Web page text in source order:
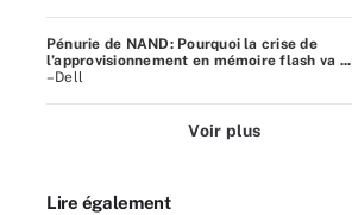
Pénurie de NAND: Pourquoi la crise de
l’approvisionnement en mémoire flash va ...
–Dell
Voir plus
Lire également